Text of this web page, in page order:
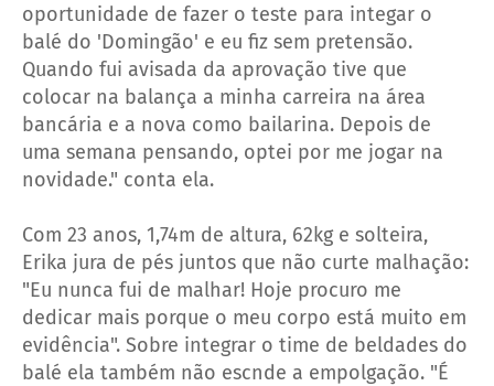
oportunidade de fazer o teste para integar o
balé do 'Domingão' e eu fiz sem pretensão.
Quando fui avisada da aprovação tive que
colocar na balança a minha carreira na área
bancária e a nova como bailarina. Depois de
uma semana pensando, optei por me jogar na
novidade." conta ela.
Com 23 anos, 1,74m de altura, 62kg e solteira,
Erika jura de pés juntos que não curte malhação:
"Eu nunca fui de malhar! Hoje procuro me
dedicar mais porque o meu corpo está muito em
evidência". Sobre integrar o time de beldades do
balé ela também não escnde a empolgação. "É